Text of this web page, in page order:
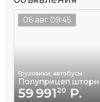
Грузовики, автобусы
Полуприцеп
59 99120Р.
06 авг 09:45